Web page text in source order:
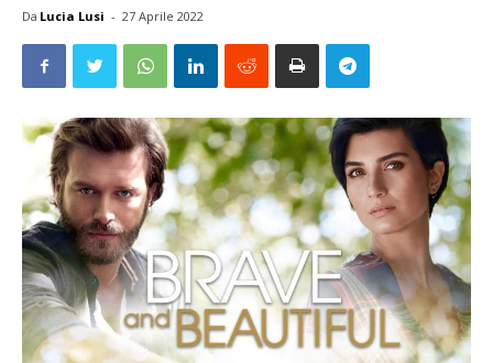
Da Lucia Lusi - 27 Aprile 2022